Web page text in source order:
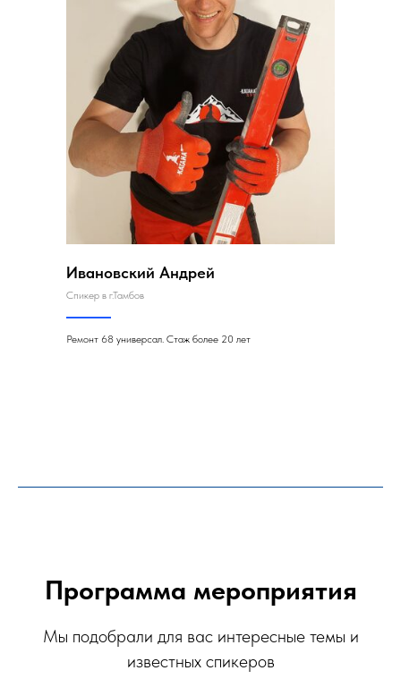
Ивановский Андрей
Спикер в г.Тамбов
Ремонт 68 универсал. Стаж более 20 лет
Программа мероприятия
Мы подобрали для вас интересные темы и
известных спикеров